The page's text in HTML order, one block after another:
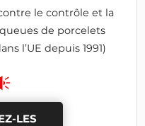
le contrôle et la
de porcelets
l’UE depuis 1991)
LES